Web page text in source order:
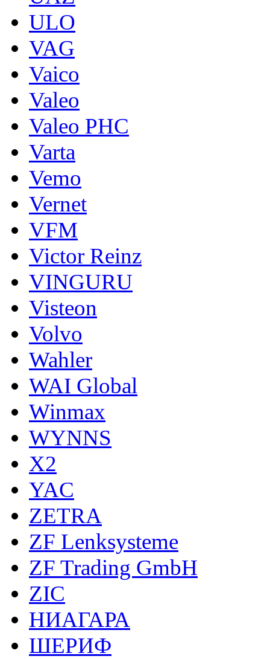
ULO
VAG
Vaico
Valeo
Valeo PHC
Varta
Vemo
Vernet
VFM
Victor Reinz
VINGURU
Visteon
Volvo
Wahler
WAI Global
Winmax
WYNNS
X2
YAC
ZETRA
ZF Lenksysteme
ZF Trading GmbH
ZIC
НИАГАРА
ШЕРИФ